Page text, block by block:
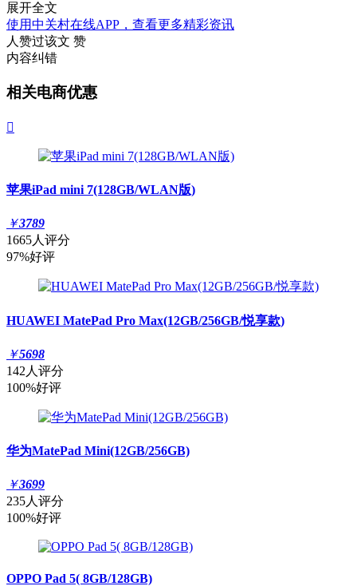
展开全文
使用中关村在线APP，查看更多精彩资讯
人赞过该文 赞
内容纠错
相关电商优惠

苹果iPad mini 7(128GB/WLAN版)
￥3789
1665人评分
97%好评
HUAWEI MatePad Pro Max(12GB/256GB/悦享款)
￥5698
142人评分
100%好评
华为MatePad Mini(12GB/256GB)
￥3699
235人评分
100%好评
OPPO Pad 5( 8GB/128GB)